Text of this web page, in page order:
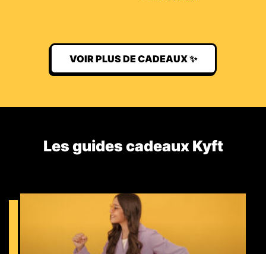
VOIR PLUS DE CADEAUX ✨
Les guides cadeaux Kyft​